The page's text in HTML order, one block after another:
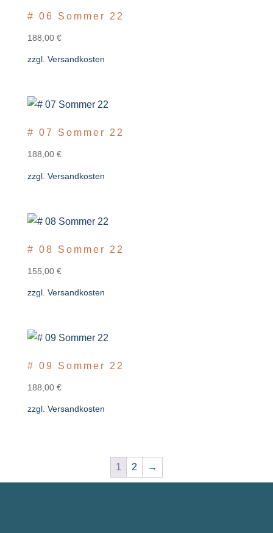
# 06 Sommer 22
188,00 €
zzgl. Versandkosten
# 07 Sommer 22
188,00 €
zzgl. Versandkosten
# 08 Sommer 22
155,00 €
zzgl. Versandkosten
# 09 Sommer 22
188,00 €
zzgl. Versandkosten
1 2 →